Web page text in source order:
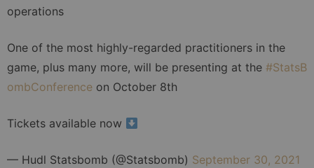
operations
One of the most highly-regarded practitioners in the
game, plus many more, will be presenting at the #StatsB
ombConference on October 8th
Tickets available now
— Hudl Statsbomb (@Statsbomb) September 30, 2021